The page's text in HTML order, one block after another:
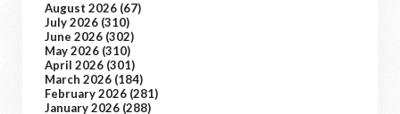
August 2026 (67)
July 2026 (310)
June 2026 (302)
May 2026 (310)
April 2026 (301)
March 2026 (184)
February 2026 (281)
January 2026 (288)